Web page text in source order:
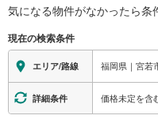
す
情
報
気になる物件がなかったら条
現在の検索条件
エリア/路線 福岡県｜宮若
詳細条件 価格未定を含